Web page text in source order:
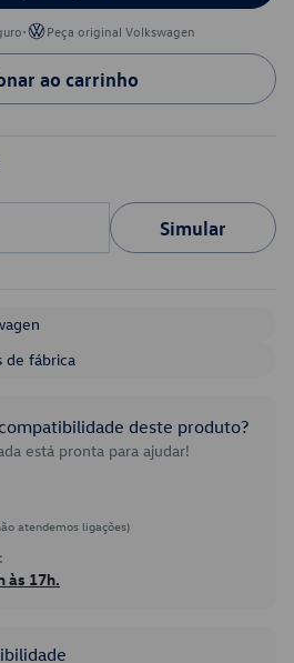
• Peça original Volkswagen
ao carrinho
Simular
de fábrica
deste produto?
está pronta para ajudar!
atendemos ligações)
às 17h.